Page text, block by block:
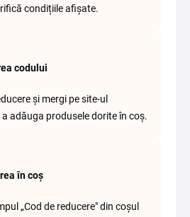
condițiile afișate.
codului
și mergi pe site-ul
adăuga produsele dorite în coș.
în coș
„Cod de reducere" din coșul